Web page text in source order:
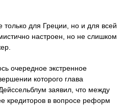
для Греции, но и для всей
настроен, но не слишком
очередное экстренное
которого глава
заявил, что между
кредиторов в вопросе реформ